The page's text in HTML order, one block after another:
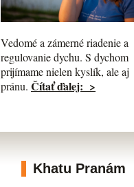
Vedomé a zámerné riadenie a
regulovanie dychu. S dychom
prijímame nielen kyslík, ale aj
pránu. Čítať ďalej: >
Khatu Pranám